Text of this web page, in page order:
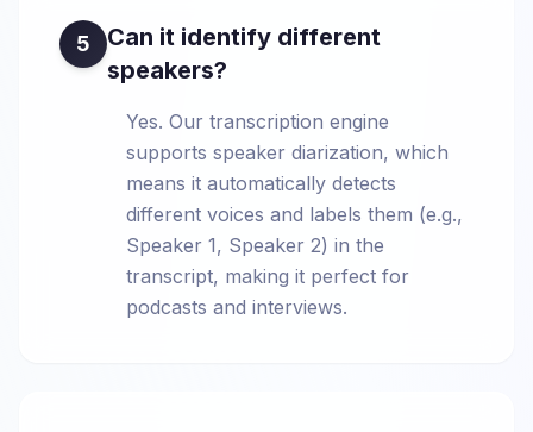
5
Can it identify different
speakers?
Yes. Our transcription engine
supports speaker diarization, which
means it automatically detects
different voices and labels them (e.g.,
Speaker 1, Speaker 2) in the
transcript, making it perfect for
podcasts and interviews.